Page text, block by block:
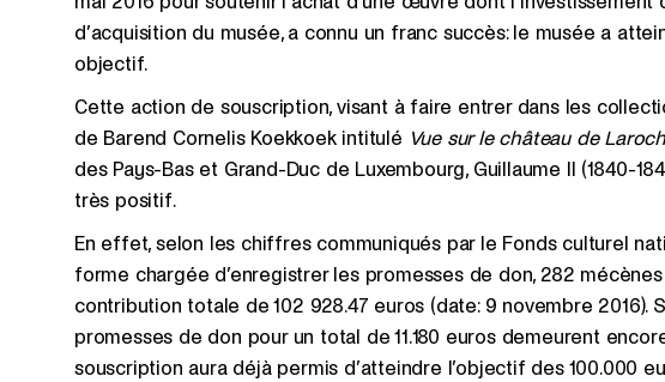
d’acquisition du musée, a connu un franc succès: le musée a
objectif.
Cette action de souscription, visant à faire entrer dans les
de Barend Cornelis Koekkoek intitulé Vue sur le château de
des Pays-Bas et Grand-Duc de Luxembourg, Guillaume II (1840-
très positif.
En effet, selon les chiffres communiqués par le Fonds culturel
forme chargée d’enregistrer les promesses de don, 282
contribution totale de 102 928.47 euros (date: 9 novembre 2016).
promesses de don pour un total de 11.180 euros demeurent
souscription aura déjà permis d’atteindre l’objectif des 100.000